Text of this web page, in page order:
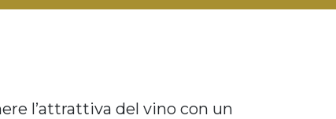
l’attrattiva del vino con un